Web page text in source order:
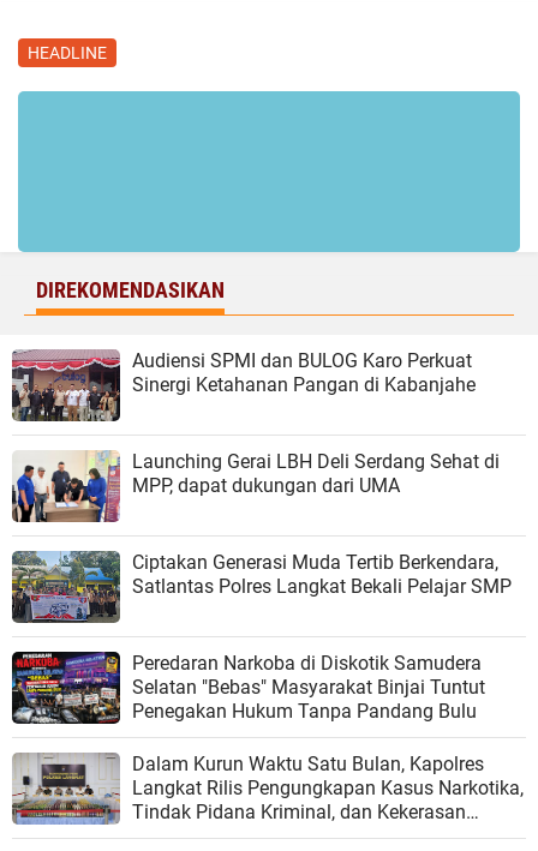
HEADLINE
DIREKOMENDASIKAN
Audiensi SPMI dan BULOG Karo Perkuat
Sinergi Ketahanan Pangan di Kabanjahe
Launching Gerai LBH Deli Serdang Sehat di
MPP, dapat dukungan dari UMA
Ciptakan Generasi Muda Tertib Berkendara,
Satlantas Polres Langkat Bekali Pelajar SMP
Peredaran Narkoba di Diskotik Samudera
Selatan "Bebas" Masyarakat Binjai Tuntut
Penegakan Hukum Tanpa Pandang Bulu
Dalam Kurun Waktu Satu Bulan, Kapolres
Langkat Rilis Pengungkapan Kasus Narkotika,
Tindak Pidana Kriminal, dan Kekerasan
Seksual terhadap Anak